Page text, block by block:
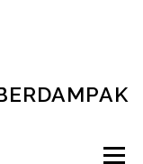
Menu